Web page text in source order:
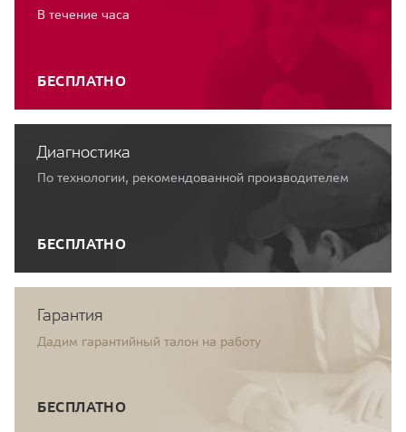
В течение часа
БЕСПЛАТНО
Диагностика
По технологии, рекомендованной производителем
БЕСПЛАТНО
Гарантия
Дадим гарантийный талон на работу
БЕСПЛАТНО